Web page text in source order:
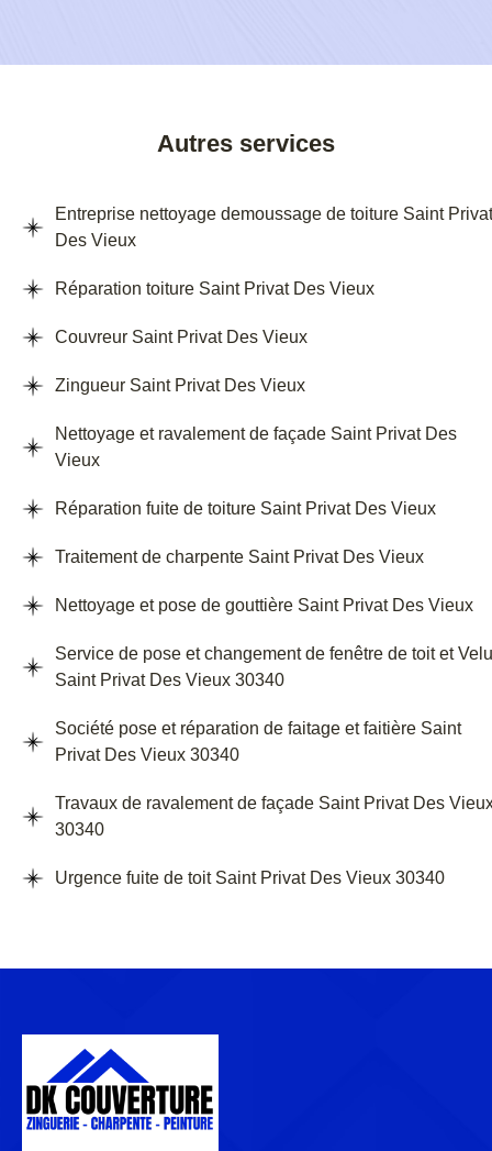
Autres services
Entreprise nettoyage demoussage de toiture Saint Privat
Des Vieux
Réparation toiture Saint Privat Des Vieux
Couvreur Saint Privat Des Vieux
Zingueur Saint Privat Des Vieux
Nettoyage et ravalement de façade Saint Privat Des
Vieux
Réparation fuite de toiture Saint Privat Des Vieux
Traitement de charpente Saint Privat Des Vieux
Nettoyage et pose de gouttière Saint Privat Des Vieux
Service de pose et changement de fenêtre de toit et
Saint Privat Des Vieux 30340
Société pose et réparation de faitage et faitière Saint
Privat Des Vieux 30340
Travaux de ravalement de façade Saint Privat Des
30340
Urgence fuite de toit Saint Privat Des Vieux 30340